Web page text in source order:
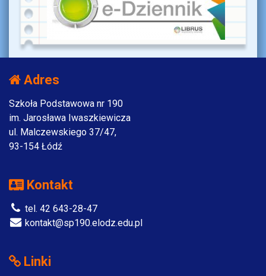
Adres
Szkoła Podstawowa nr 190
im. Jarosława Iwaszkiewicza
ul. Malczewskiego 37/47,
93-154 Łódź
Kontakt
tel. 42 643-28-47
kontakt@sp190.elodz.edu.pl
Linki